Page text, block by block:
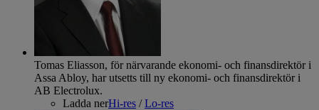
Tomas Eliasson, för närvarande ekonomi- och finansdirektör i
Assa Abloy, har utsetts till ny ekonomi- och finansdirektör i
AB Electrolux.
Ladda nerHi-res /Lo-res